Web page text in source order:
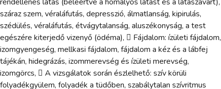
száraz szem, véraláfutás, depresszió, álmatlanság, kipirulás,
szédülés, véraláfutás, étvágytalanság, aluszékonyság, a test
egészére kiterjedő vizenyő (ödéma),  Fájdalom: ízületi fájdalom,
izomgyengeség, mellkasi fájdalom, fájdalom a kéz és a lábfej
tájékán, hidegrázás, izommerevség és ízületi merevség,
izomgörcs,  A vizsgálatok során észlelhető: szív körüli
folyadékgyülem, folyadék a tüdőben, szabálytalan szívritmus